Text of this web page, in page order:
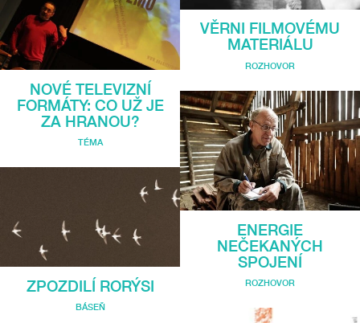
NOVÉ TELEVIZNÍ
FORMÁTY: CO UŽ JE
ZA HRANOU?
TÉMA
ZPOZDILÍ RORÝSI
BÁSEŇ
VĚRNI FILMOVÉMU
MATERIÁLU
ROZHOVOR
ENERGIE
NEČEKANÝCH
SPOJENÍ
ROZHOVOR